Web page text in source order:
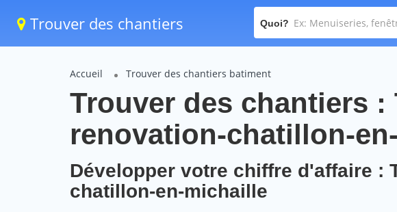
Trouver des chantiers Quoi?
Accueil Trouver des chantiers batiment
Trouver des chantiers
renovation-chatillon-
Développer votre chiffre d'affaire :
chatillon-en-michaille